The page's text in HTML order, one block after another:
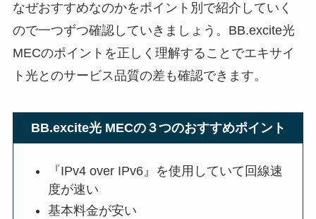
なぜおすすめなのかをポイント別で紹介していく
ので一つずつ確認していきましょう。BB.excite光
MECのポイントを正しく理解することでエキサイ
ト光とのサービス品質の差も確認できます。
BB.excite光 MECの３つのおすすめポイント
『IPv4 over IPv6』を使用していて回線速
度が速い
基本料金が安い